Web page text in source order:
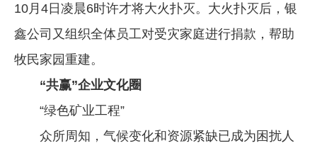
10月4日凌晨6时许才将大火扑灭。大火扑灭后，银
鑫公司又组织全体员工对受灾家庭进行捐款，帮助
牧民家园重建。
“共赢”企业文化圈
“绿色矿业工程”
众所周知，气候变化和资源紧缺已成为困扰人